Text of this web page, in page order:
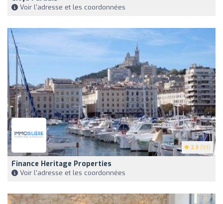
Voir l'adresse et les coordonnées
2.3 (93)
Finance Heritage Properties
Voir l'adresse et les coordonnées